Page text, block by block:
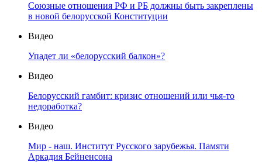
Союзные отношения РФ и РБ должны быть закреплены
в новой белорусской Конституции
Видео
Упадет ли «белорусский балкон»?
Видео
Белорусский гамбит: кризис отношений или чья-то
недоработка?
Видео
Мир - наш. Институт Русского зарубежья. Памяти
Аркадия Бейненсона